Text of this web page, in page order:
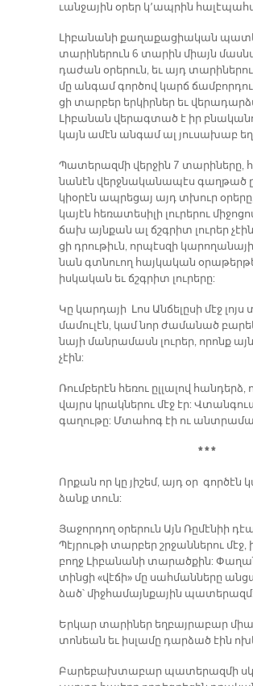
ւան­ջա­յին օ­րեր կ՚ապ­րին
Լի­բա­նա­նի քա­ղա­քա­ցիա­կան
տա­րի­նե­րուն 6 տա­րին միայն
դա­ժան օ­րե­րուն, եւ այդ
մը ան­գամ գոր­ծով կարճ
ցի տար­բեր եր­կիր­ներ եւ
Լի­բա­նան վե­րագ­տած է իր
կայն ա­մէն ան­գամ ալ յու­սա­խաբ
Պա­տե­րազ­մի վեր­ջին 7
նա­նէն վերջ­նա­կա­նա­պէս գաղ­թած
կիօ­րէն ապ­րե­ցայ այդ տխուր
կա­յէն հե­ռա­տե­սի­լի լու­րե­րու
ճախ այն­քան ալ ճշգրիտ լու­րեր
ցի դրու­թիւն, որ­պէս­զի
նան գտնուող հայ­կա­կան
իս­կա­կան եւ ճշգրիտ լու­րե­րը:
Կը կար­դա­յի Լոս Ան­ճե­լը­սի մէջ
մա­մու­լէն, կամ նոր ժա­մա­նած
նա­յի ման­րա­մասն լու­րեր, ո­րոնք
չէին:
Ռում­բե­րէն հե­ռու ըլ­լա­լով
վայրս կրակ­նե­րու մէջ էր:
գա­ղու­թը: Մտա­հոգ էի ու
* * *
Որ­քան որ կը յի­շեմ, այդ օր
ձանք տուն:
Յա­ջոր­դող օ­րե­րուն Այն Ռը­մէ­նիի
Պէյ­րու­թի տար­բեր շրջան­նե­րու մէջ,
բողջ Լի­բա­նա­նի տա­րած­քին:
տին­ցի «վէ­ճի» մը սահ­ման­նե­րը
ձած՝ միջ­հա­մայն­քա­յին պա­տե­րազմ:
Եր­կար տա­րի­ներ եղ­բայ­րա­բար
տո­նեան եւ իս­լա­մը դար­ձած էին
Բա­րե­բախ­տա­բար պա­տե­րազ­մի